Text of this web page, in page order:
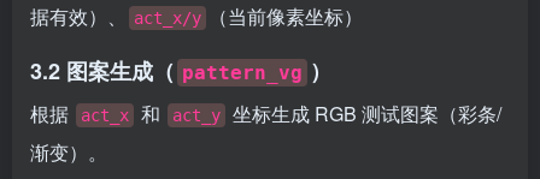
据有效）、
act_x/y （当前像素坐标）
3.2 图案生成（ pattern_vg ）
根据 act_x 和 act_y
坐标生成 RGB 测试图案（彩条/
渐变）。